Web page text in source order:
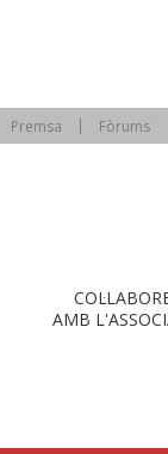
Premsa Fòrums
AMB